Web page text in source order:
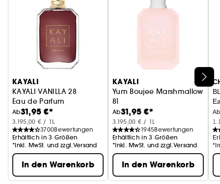
KAYALI
KAYALI VANILLA 28
Eau de Parfum
Ab31,95 €*
3.195,00 € / 1L
3700Bewertungen
Erhältlich in 3 Größen
*Inkl. MwSt. und zzgl.Versand
In den Warenkorb
KAYALI
Yum Boujee Marshmallow
81
Eau de Parfum Intense
Ab31,95 €*
3.195,00 € / 1L
1945Bewertungen
Erhältlich in 3 Größen
*Inkl. MwSt. und zzgl.Versand
In den Warenkorb
Ab